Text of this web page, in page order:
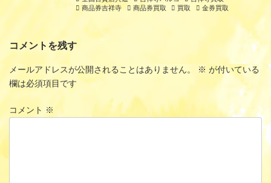
商品券吉祥寺
商品券買取 買取 金券買取
コメントを残す
メールアドレスが公開されることはありません。 ※ が付いている
欄は必須項目です
コメント ※